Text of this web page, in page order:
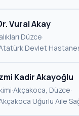
Vural Akay
·Düzce·
Devlet
Kadir Akayoğlu
·Akçakoca, Düzce·
Uğurlu Aile